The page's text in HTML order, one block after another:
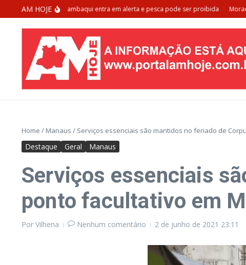
Ir para o conteúdo
AM HOJE
de extinção: Tambaqui entra em alerta e pesca pode ser proibida Moradora
Home / Manaus / Serviços essenciais são mantidos no feriado de
Destaque Geral Manaus
Serviços essenciais
ponto facultativo em
Por Vilhena Nenhum comentário 2 de junho de 2021 23:11